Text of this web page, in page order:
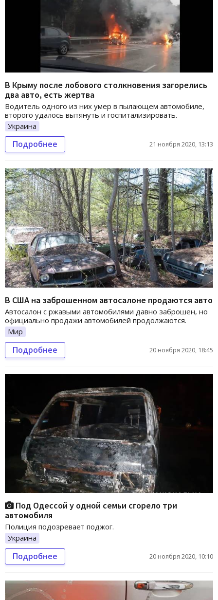
В Крыму после лобового столкновения загорелись
два авто, есть жертва
Водитель одного из них умер в пылающем автомобиле,
второго удалось вытянуть и госпитализировать.
Украина
Подробнее 21 ноября 2020, 13:13
В США на заброшенном автосалоне продаются авто
Автосалон с ржавыми автомобилями давно заброшен, но
официально продажи автомобилей продолжаются.
Мир
Подробнее 20 ноября 2020, 18:45
Под Одессой у одной семьи сгорело три
автомобиля
Полиция подозревает поджог.
Украина
Подробнее 20 ноября 2020, 10:10